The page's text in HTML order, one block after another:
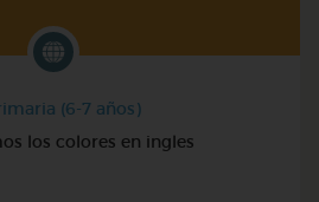
(6-7 años)
los colores en ingles